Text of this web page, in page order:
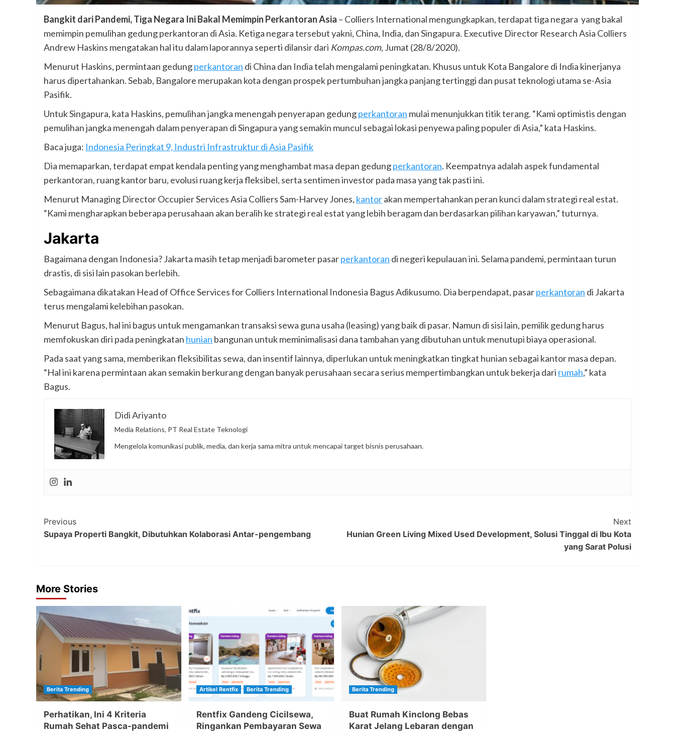
Bangkit dari Pandemi, Tiga Negara Ini Bakal Memimpin Perkantoran Asia – Colliers International mengungkapkan, terdapat tiga negara yang bakal
memimpin pemulihan gedung perkantoran di Asia. Ketiga negara tersebut yakni, China, India, dan Singapura. Executive Director Research Asia Colliers
Andrew Haskins mengatakan hal itu dalam laporannya seperti dilansir dari Kompas.com, Jumat (28/8/2020).
Menurut Haskins, permintaan gedungperkantoran di China dan India telah mengalami peningkatan. Khusus untuk Kota Bangalore di India kinerjanya
harus dipertahankan. Sebab, Bangalore merupakan kota dengan prospek pertumbuhan jangka panjang tertinggi dan pusat teknologi utama se-Asia
Pasifik.
Untuk Singapura, kata Haskins, pemulihan jangka menengah penyerapan gedungperkantoran mulai menunjukkan titik terang. “Kami optimistis dengan
pemulihan jangka menengah dalam penyerapan di Singapura yang semakin muncul sebagai lokasi penyewa paling populer di Asia,” kata Haskins.
Baca juga: Indonesia Peringkat 9, Industri Infrastruktur di Asia Pasifik
Dia memaparkan, terdapat empat kendala penting yang menghambat masa depan gedungperkantoran. Keempatnya adalah aspek fundamental
perkantoran, ruang kantor baru, evolusi ruang kerja fleksibel, serta sentimen investor pada masa yang tak pasti ini.
Menurut Managing Director Occupier Services Asia Colliers Sam-Harvey Jones, kantorakan mempertahankan peran kunci dalam strategi real estat.
“Kami mengharapkan beberapa perusahaan akan beralih ke strategi real estat yang lebih beragam dan berdasarkan pilihan karyawan,” tuturnya.
Jakarta
Bagaimana dengan Indonesia? Jakarta masih tetap menjadi barometer pasarperkantoran di negeri kepulauan ini. Selama pandemi, permintaan turun
drastis, di sisi lain pasokan berlebih.
Sebagaimana dikatakan Head of Office Services for Colliers International Indonesia Bagus Adikusumo. Dia berpendapat, pasarperkantoran di Jakarta
terus mengalami kelebihan pasokan.
Menurut Bagus, hal ini bagus untuk mengamankan transaksi sewa guna usaha (leasing) yang baik di pasar. Namun di sisi lain, pemilik gedung harus
memfokuskan diri pada peningkatan hunian bangunan untuk meminimalisasi dana tambahan yang dibutuhan untuk menutupi biaya operasional.
Pada saat yang sama, memberikan fleksibilitas sewa, dan insentif lainnya, diperlukan untuk meningkatkan tingkat hunian sebagai kantor masa depan.
“Hal ini karena permintaan akan semakin berkurang dengan banyak perusahaan secara serius mempertimbangkan untuk bekerja dari rumah,” kata
Bagus.
Didi Ariyanto
Media Relations, PT Real Estate Teknologi
Mengelola komunikasi publik, media, dan kerja sama mitra untuk mencapai target bisnis perusahaan.
Post
Navigation
Previous
Supaya Properti Bangkit, Dibutuhkan Kolaborasi Antar-pengembang
Next
Hunian Green Living Mixed Used Development, Solusi Tinggal di Ibu Kota
yang Sarat Polusi
More Stories
Berita Trending
Perhatikan, Ini 4 Kriteria
Rumah Sehat Pasca-pandemi
Artikel Rentfix Berita Trending
Rentfix Gandeng Cicilsewa,
Ringankan Pembayaran Sewa
Berita Trending
Buat Rumah Kinclong Bebas
Karat Jelang Lebaran dengan